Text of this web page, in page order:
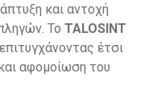
και αντοχή
ΤοTALOSINT
έτσι
αφομοίωση του